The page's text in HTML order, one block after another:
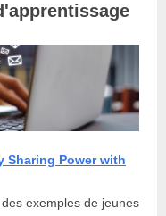
Sharing Power with
exemples de jeunes